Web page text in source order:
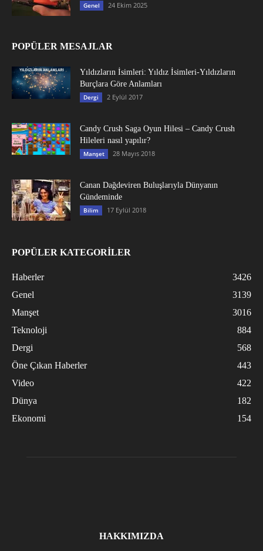
Genel 24 Ekim 2025
POPÜLER MESAJLAR
Yıldızların İsimleri: Yıldız İsimleri-Yıldızların
Burçlara Göre Anlamları
Dergi 2 Eylül 2017
Candy Crush Saga Oyun Hilesi – Candy Crush
Hileleri nasıl yapılır?
Manşet 28 Mayıs 2018
Canan Dağdeviren Buluşlarıyla Dünyanın
Gündeminde
Bilim 17 Eylül 2018
POPÜLER KATEGORİLER
Haberler
3426
Genel
3139
Manşet
3016
Teknoloji
884
Dergi
568
Öne Çıkan Haberler
443
Video
422
Dünya
182
Ekonomi
154
HAKKIMIZDA